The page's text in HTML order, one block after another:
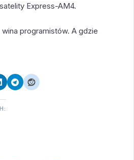
Express-AM4.
programistów. A gdzie